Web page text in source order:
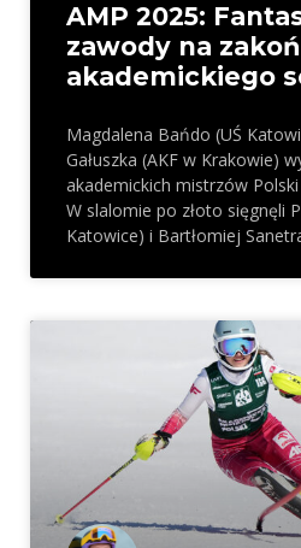
AMP 2025:
zawody na
akademickiego
Magdalena Bańdo (UŚ
Gałuszka (AKF w Krakowie)
akademickich mistrzów
W slalomie po złoto sięgnęli
Katowice) i Bartłomiej